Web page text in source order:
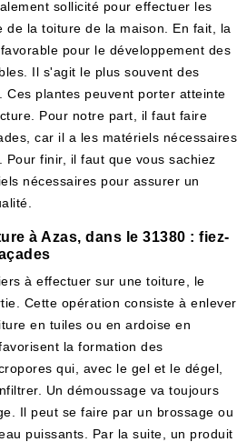
sollicité pour effectuer les
de la toiture de la maison. En fait, la
pour le développement des
Il s'agit le plus souvent des
Ces plantes peuvent porter atteinte
Pour notre part, il faut faire
car il a les matériels nécessaires
Pour finir, il faut que vous sachiez
nécessaires pour assurer un
à Azas, dans le 31380 : fiez-
à effectuer sur une toiture, le
Cette opération consiste à enlever
en tuiles ou en ardoise en
la formation des
qui, avec le gel et le dégel,
Un démoussage va toujours
Il peut se faire par un brossage ou
puissants. Par la suite, un produit